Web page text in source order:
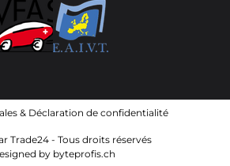
& Déclaration de confidentialité
Trade24 - Tous droits réservés
by byteprofis.ch